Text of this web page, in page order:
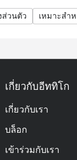
กับโปรโมชั่นพิเศษอื่
บรันช์ได้
จะถูกคำนวณจากรา
นร้านแบบไหนเหรอ?
ารหลักของโรงแรม
Day Dining) คือ
la carte)
วนตัว เหมาะสำ
เกี่ยวกับอีททิโก
เกี่ยวกับเรา
บล็อก
เข้าร่วมกับเรา